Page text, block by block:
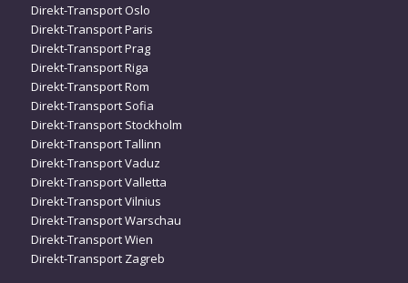
Direkt-Transport Oslo
Direkt-Transport Paris
Direkt-Transport Prag
Direkt-Transport Riga
Direkt-Transport Rom
Direkt-Transport Sofia
Direkt-Transport Stockholm
Direkt-Transport Tallinn
Direkt-Transport Vaduz
Direkt-Transport Valletta
Direkt-Transport Vilnius
Direkt-Transport Warschau
Direkt-Transport Wien
Direkt-Transport Zagreb